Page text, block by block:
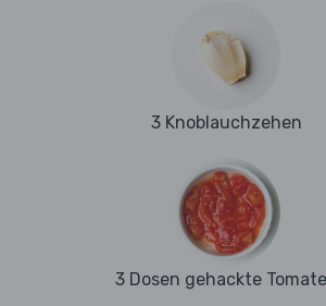
3 Knoblauchzehen
3 Dosen gehackte